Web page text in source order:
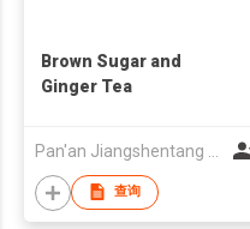
Brown Sugar and
Ginger Tea
查询